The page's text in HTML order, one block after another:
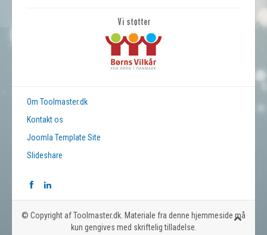
Om Toolmaster.dk
Kontakt os
Joomla Template Site
Slideshare
© Copyright af Toolmaster.dk. Materiale fra denne hjemmeside må
kun gengives med skriftelig tilladelse.